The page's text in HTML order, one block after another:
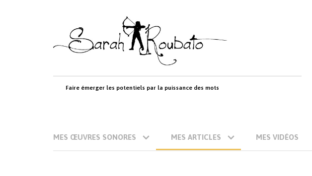
content
Faire émerger les potentiels par la puissance des mots
MES ŒUVRES SONORES MES ARTICLES MES VIDÉOS